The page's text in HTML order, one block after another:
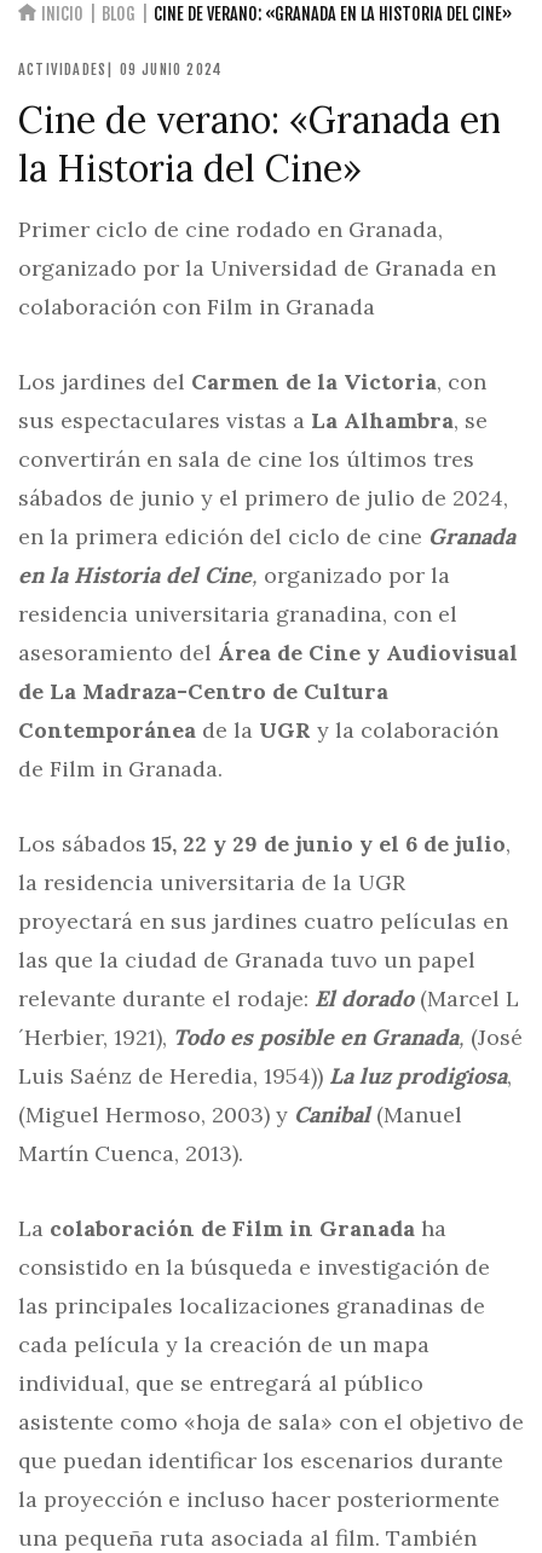
INICIO BLOG CINE DE VERANO: «GRANADA EN LA HISTORIA DEL CINE»
ACTIVIDADES | 09 JUNIO 2024
Cine de verano: «Granada en
la Historia del Cine»
Primer ciclo de cine rodado en Granada,
organizado por la Universidad de Granada en
colaboración con Film in Granada
Los jardines del Carmen de la Victoria, con
sus espectaculares vistas a La Alhambra, se
convertirán en sala de cine los últimos tres
sábados de junio y el primero de julio de 2024,
en la primera edición del ciclo de cine Granada
en la Historia del Cine, organizado por la
residencia universitaria granadina, con el
asesoramiento del Área de Cine y Audiovisual
de La Madraza-Centro de Cultura
Contemporánea de la UGR y la colaboración
de Film in Granada.
Los sábados 15, 22 y 29 de junio y el 6 de julio,
la residencia universitaria de la UGR
proyectará en sus jardines cuatro películas en
las que la ciudad de Granada tuvo un papel
relevante durante el rodaje: El dorado(Marcel L
´Herbier, 1921), Todo es posible en Granada, (José
Luis Saénz de Heredia, 1954)) La luz prodigiosa,
(Miguel Hermoso, 2003) y Canibal(Manuel
Martín Cuenca, 2013).
La colaboración de Film in Granada ha
consistido en la búsqueda e investigación de
las principales localizaciones granadinas de
cada película y la creación de un mapa
individual, que se entregará al público
asistente como «hoja de sala» con el objetivo de
que puedan identificar los escenarios durante
la proyección e incluso hacer posteriormente
una pequeña ruta asociada al film. También